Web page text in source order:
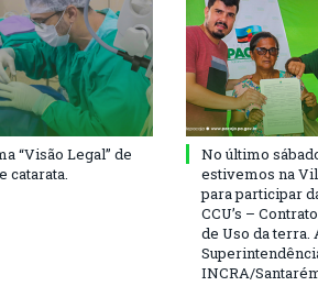
“Visão Legal” de
catarata.
No último
estivemos na
para participar
CCU’s –
de Uso da terra.
INCRA/